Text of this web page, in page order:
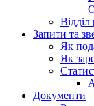
Відділ
Запити та
Як
Як
Документи